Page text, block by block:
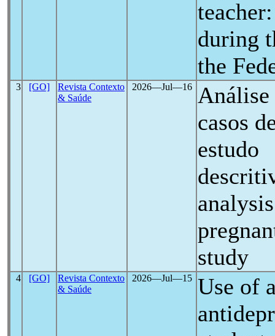
during
the
3 [GO]
Revista Contexto
& Saúde
2026―Jul―16
Análise
casos
estudo
study
4 [GO]
Revista Contexto
& Saúde
2026―Jul―15 Use of